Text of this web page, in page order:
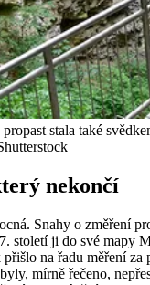
stala také
nekončí
Snahy o změření
století ji do své mapy
na řadu měření za
mírně řečeno,